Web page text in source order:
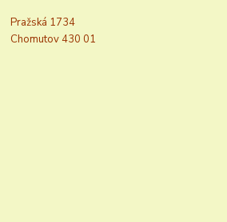
Pražská 1734
Chomutov 430 01